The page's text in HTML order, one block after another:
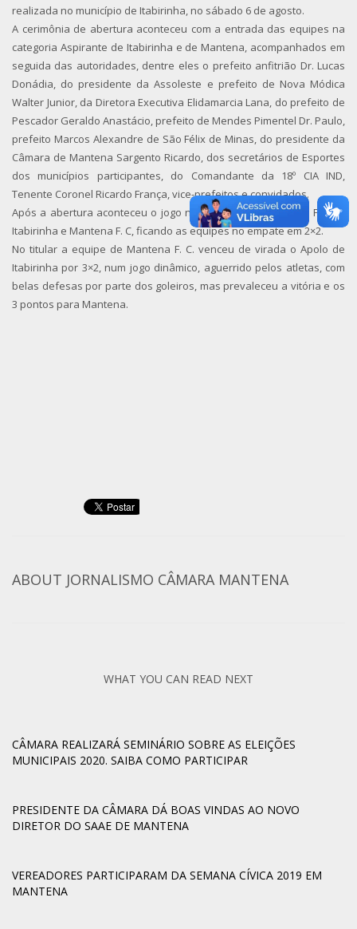
realizada no município de Itabirinha, no sábado 6 de agosto.
A cerimônia de abertura aconteceu com a entrada das equipes na
categoria Aspirante de Itabirinha e de Mantena, acompanhados em
seguida das autoridades, dentre eles o prefeito anfitrião Dr. Lucas
Donádia, do presidente da Assoleste e prefeito de Nova Módica
Walter Junior, da Diretora Executiva Elidamarcia Lana, do prefeito de
Pescador Geraldo Anastácio, prefeito de Mendes Pimentel Dr. Paulo,
prefeito Marcos Alexandre de São Félix de Minas, do presidente da
Câmara de Mantena Sargento Ricardo, dos secretários de Esportes
dos municípios participantes, do Comandante da 18º CIA IND,
Tenente Coronel Ricardo França, vice-prefeitos e convidados.
Após a abertura aconteceu o jogo no Aspirante entre Apolo F.C. de
Itabirinha e Mantena F. C, ficando as equipes no empate em 2×2.
No titular a equipe de Mantena F. C. venceu de virada o Apolo de
Itabirinha por 3×2, num jogo dinâmico, aguerrido pelos atletas, com
belas defesas por parte dos goleiros, mas prevaleceu a vitória e os
3 pontos para Mantena.
ABOUT JORNALISMO CÂMARA MANTENA
WHAT YOU CAN READ NEXT
CÂMARA REALIZARÁ SEMINÁRIO SOBRE AS ELEIÇÕES
MUNICIPAIS 2020. SAIBA COMO PARTICIPAR
PRESIDENTE DA CÂMARA DÁ BOAS VINDAS AO NOVO
DIRETOR DO SAAE DE MANTENA
VEREADORES PARTICIPARAM DA SEMANA CÍVICA 2019 EM
MANTENA